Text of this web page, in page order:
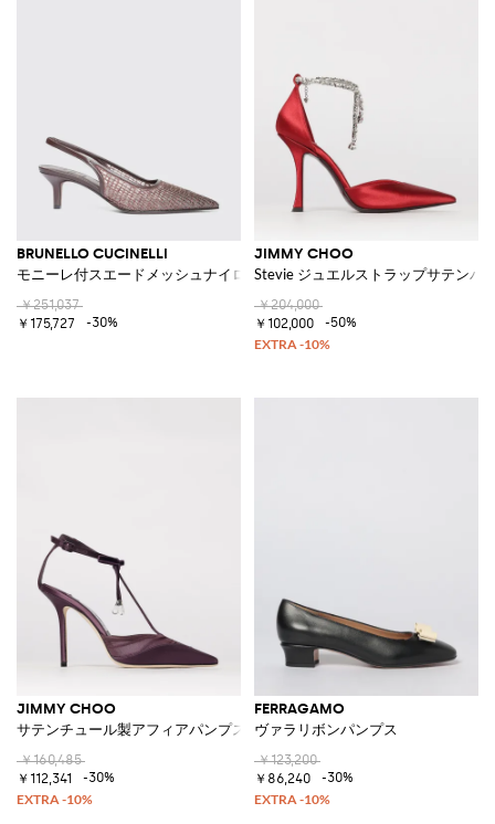
BRUNELLO CUCINELLI
モニーレ付スエードメッシュナイロンスリングバック
￥251,037
￥175,727
-30%
JIMMY CHOO
Stevie ジュエルストラップサテンパ
￥204,000
￥102,000
-50%
JIMMY CHOO
サテンチュール製アフィアパンプス
￥160,485
￥112,341
-30%
FERRAGAMO
ヴァラリボンパンプス
￥123,200
￥86,240
-30%